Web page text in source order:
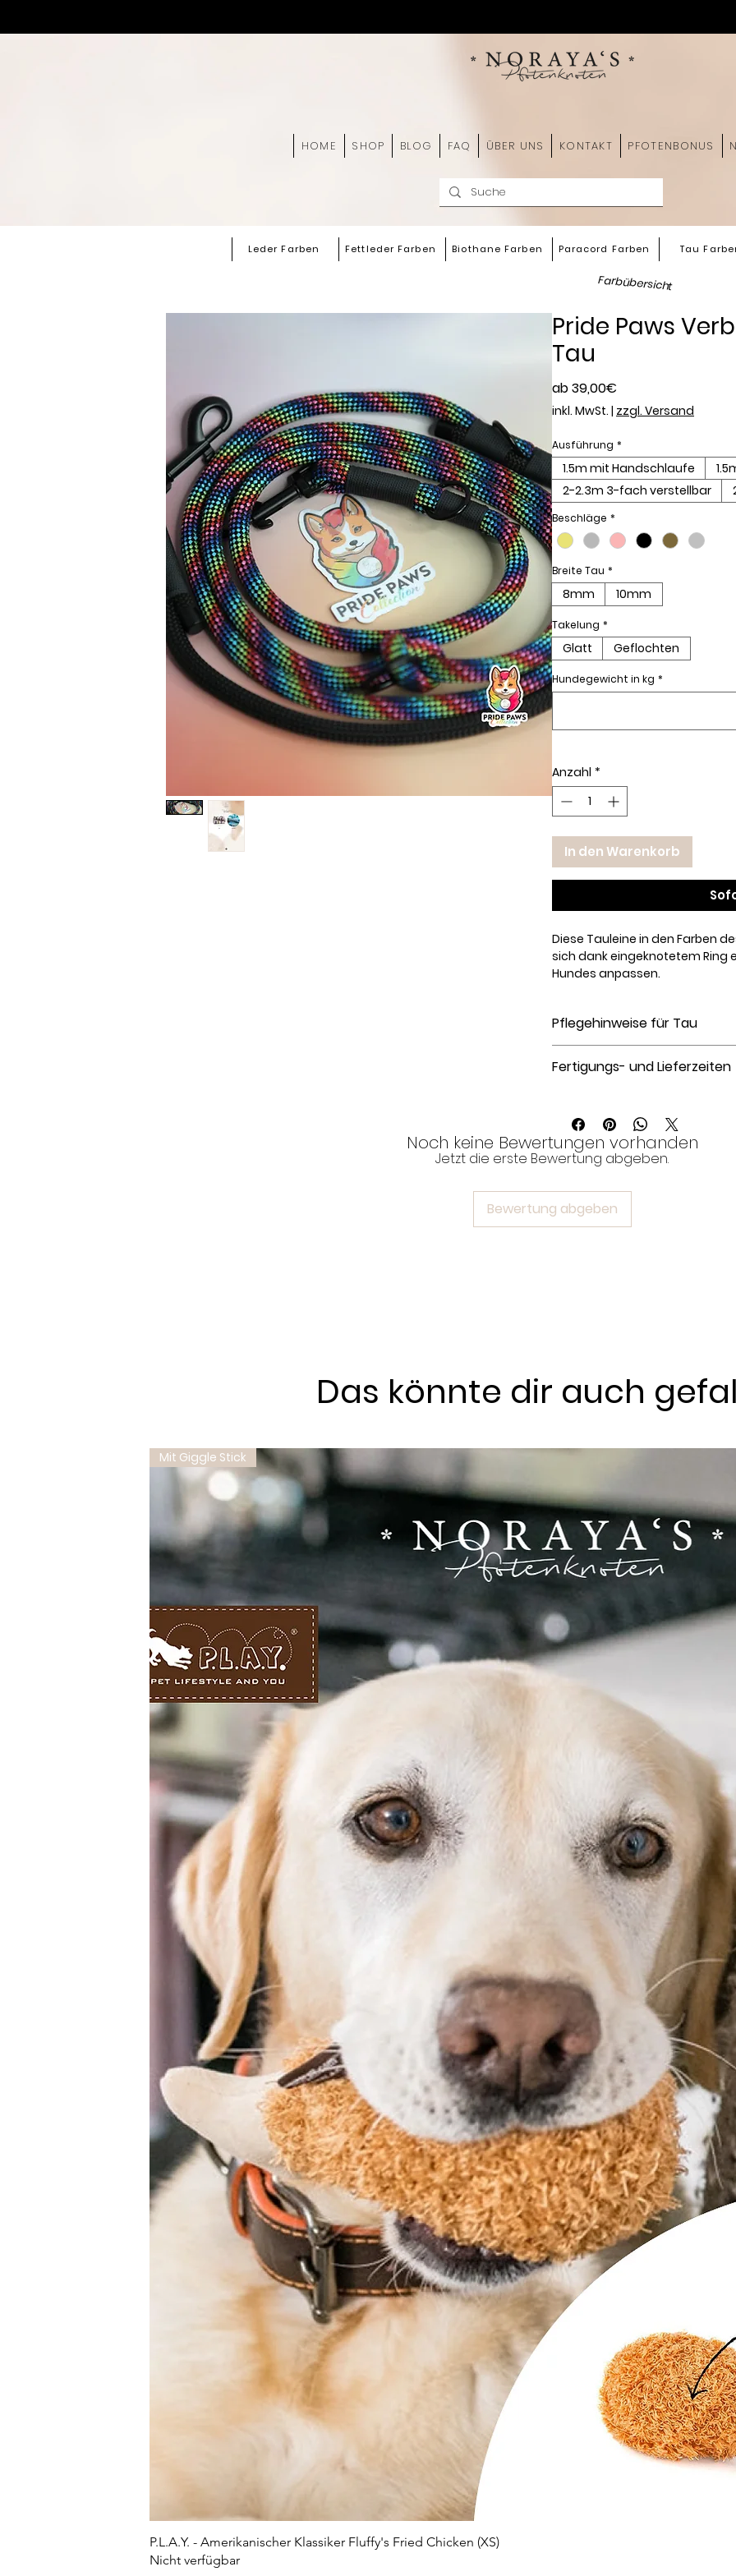
HOME SHOP BLOG FAQ ÜBER UNS KONTAKT PFOTENBONUS
Leder Farben Fettleder Farben Biothane Farben Paracord Farben Tau
Farbübersicht
Pride Paws
Tau
ab39,00€
Preis
inkl. MwSt. | zzgl. Versand
Ausführung *
1.5m mit Handschlaufe
2-2.3m 3-fach verstellbar
Beschläge *
Breite Tau *
8mm 10mm
Takelung *
Glatt Geflochten
Hundegewicht in kg *
Anzahl *
In den Warenkorb
Diese Tauleine in den Farben
sich dank eingeknotetem Ring
Hundes anpassen.
Wir verwenden nur
Varainten verfügbar: Gerade
Pflegehinweise für Tau
lange halten, beachte bitte
Trocknen:
Paracord und
schnell. Nach
um Ringe und Verschlüsse
Maschinenwäsche entfernt
Fertigungs- und Lieferzeiten
Informationen zu den
unter:
Zahlung & Versand
Noch keine Bewertungen vorhanden
Jetzt die erste Bewertung abgeben.
Bewertung abgeben
Das könnte dir auch
Mit Giggle Stick
P.L.A.Y. - Amerikanischer Klassiker Fluffy's Fried Chicken (XS)
Nicht verfügbar